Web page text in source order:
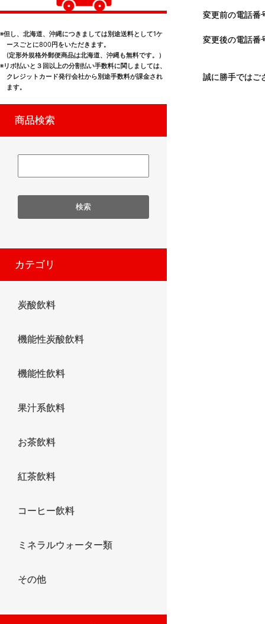
変更前の電話
変更後の電話
誠に勝手ではご
※但し、北海道、沖縄につきましては別途送料として1ケ
ースごとに800円をいただきます。
(定形外規格外郵便商品は北海道、沖縄も無料です。）
※リボ払いと３回以上の分割払い手数料に関しましては、
クレジットカード発行会社から別途手数料が課金され
ます。
商品検索
カテゴリ
炭酸飲料
機能性炭酸飲料
機能性飲料
果汁系飲料
お茶飲料
紅茶飲料
コーヒー飲料
ミネラルウォーター類
その他